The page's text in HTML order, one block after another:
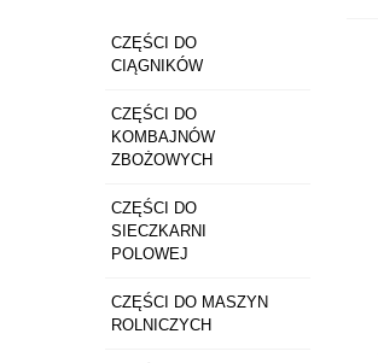
CZĘŚCI DO
CIĄGNIKÓW
CZĘŚCI DO
KOMBAJNÓW
ZBOŻOWYCH
CZĘŚCI DO
SIECZKARNI
POLOWEJ
CZĘŚCI DO MASZYN
ROLNICZYCH